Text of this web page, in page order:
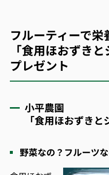
フルーティーで栄
「食用ほおずき
プレゼント
小平農園
「食用ほおずきと
野菜なの？フルーツ